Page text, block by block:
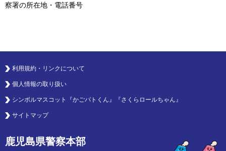
察署の所在地・電話番号
利用規約・リンクについて
個人情報の取り扱い
シンボルマスコット『かごパトくん』『さくらロールちゃん』
サイトマップ
鹿児島県警察本部